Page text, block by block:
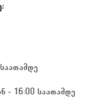
- 16:00 საათამდე